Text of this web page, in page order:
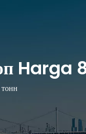
Harga